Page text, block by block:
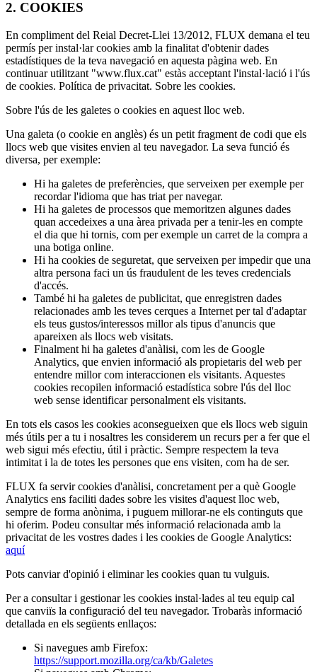
2. COOKIES
En compliment del Reial Decret-Llei 13/2012, FLUX demana el teu
permís per instal·lar cookies amb la finalitat d'obtenir dades
estadístiques de la teva navegació en aquesta pàgina web. En
continuar utilitzant "www.flux.cat" estàs acceptant l'instal·lació i l'ús
de cookies. Política de privacitat. Sobre les cookies.
Sobre l'ús de les galetes o cookies en aquest lloc web.
Una galeta (o cookie en anglès) és un petit fragment de codi que els
llocs web que visites envien al teu navegador. La seva funció és
diversa, per exemple:
Hi ha galetes de preferències, que serveixen per exemple per
recordar l'idioma que has triat per navegar.
Hi ha galetes de processos que memoritzen algunes dades
quan accedeixes a una àrea privada per a tenir-les en compte
el dia que hi tornis, com per exemple un carret de la compra a
una botiga online.
Hi ha cookies de seguretat, que serveixen per impedir que una
altra persona faci un ús fraudulent de les teves credencials
d'accés.
També hi ha galetes de publicitat, que enregistren dades
relacionades amb les teves cerques a Internet per tal d'adaptar
els teus gustos/interessos millor als tipus d'anuncis que
apareixen als llocs web visitats.
Finalment hi ha galetes d'anàlisi, com les de Google
Analytics, que envien informació als propietaris del web per
entendre millor com interaccionen els visitants. Aquestes
cookies recopilen informació estadística sobre l'ús del lloc
web sense identificar personalment els visitants.
En tots els casos les cookies aconsegueixen que els llocs web siguin
més útils per a tu i nosaltres les considerem un recurs per a fer que el
web sigui més efectiu, útil i pràctic. Sempre respectem la teva
intimitat i la de totes les persones que ens visiten, com ha de ser.
FLUX fa servir cookies d'anàlisi, concretament per a què Google
Analytics ens faciliti dades sobre les visites d'aquest lloc web,
sempre de forma anònima, i puguem millorar-ne els continguts que
hi oferim. Podeu consultar més informació relacionada amb la
privacitat de les vostres dades i les cookies de Google Analytics:
aquí
Pots canviar d'opinió i eliminar les cookies quan tu vulguis.
Per a consultar i gestionar les cookies instal·lades al teu equip cal
que canviïs la configuració del teu navegador. Trobaràs informació
detallada en els següents enllaços:
Si navegues amb Firefox:
https://support.mozilla.org/ca/kb/Galetes